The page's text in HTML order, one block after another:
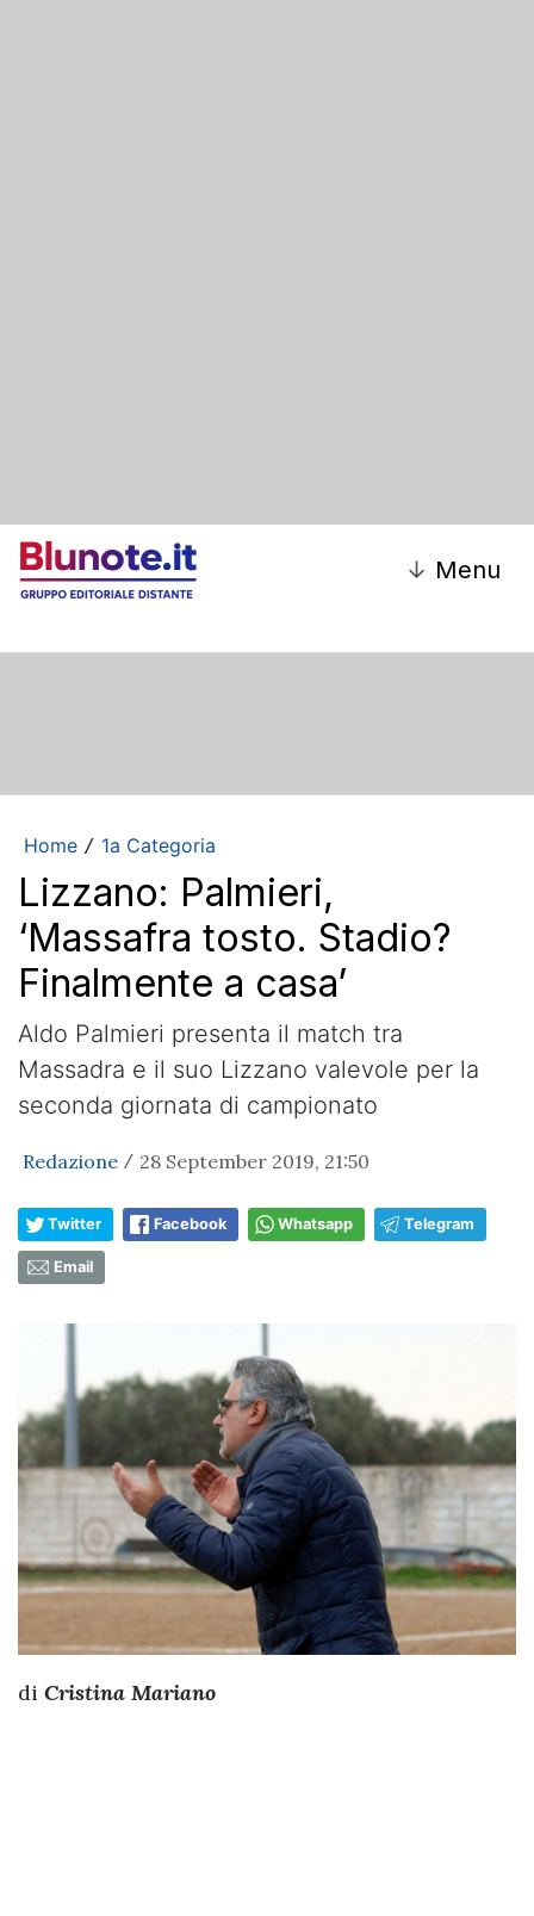
↓ Menu
Home / 1a Categoria
Lizzano: Palmieri,
‘Massafra tosto. Stadio?
Finalmente a casa’
Aldo Palmieri presenta il match tra
Massadra e il suo Lizzano valevole per la
seconda giornata di campionato
Redazione / 28 September 2019, 21:50
Twitter Facebook Whatsapp Telegram
Email
di Cristina Mariano